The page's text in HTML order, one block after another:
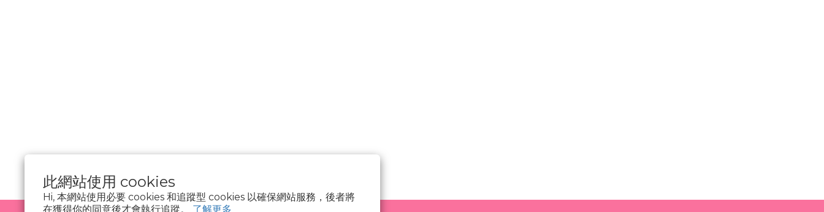
此網站使用 cookies
Hi, 本網站使用必要 cookies 和追蹤型 cookies 以確保網站服務，後者將
在獲得你的同意後才會執行追蹤。 了解更多